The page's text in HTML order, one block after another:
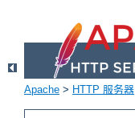
Apache > HTTP 服务器